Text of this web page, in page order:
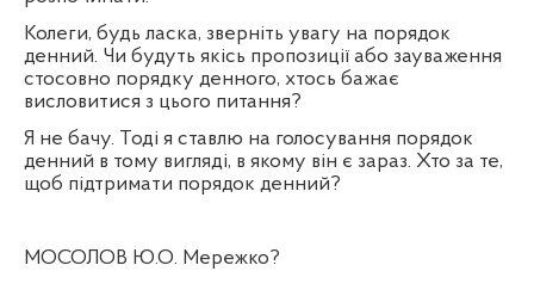
Колеги, будь ласка, зверніть увагу на порядок
денний. Чи будуть якісь пропозиції або зауваження
стосовно порядку денного, хтось бажає
висловитися з цього питання?
Я не бачу. Тоді я ставлю на голосування порядок
денний в тому вигляді, в якому він є зараз. Хто за те,
щоб підтримати порядок денний?
МОСОЛОВ Ю.О. Мережко?